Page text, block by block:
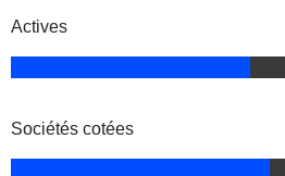
Actives
Sociétés cotées